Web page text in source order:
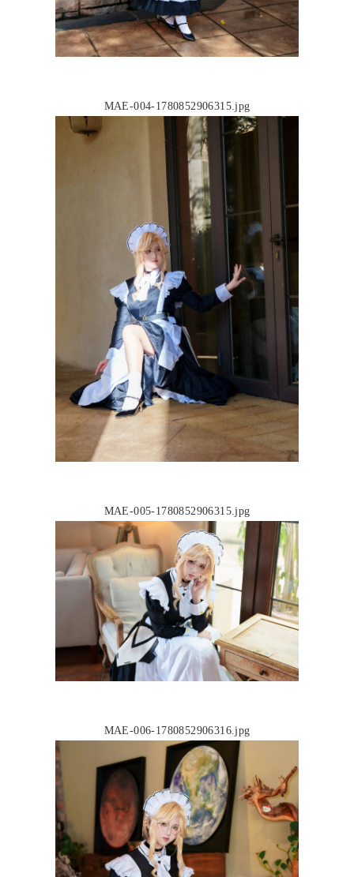
MAE-004-1780852906315.jpg
MAE-005-1780852906315.jpg
MAE-006-1780852906316.jpg